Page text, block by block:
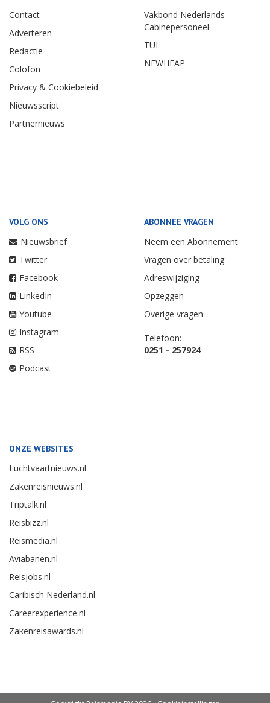
Contact
Adverteren
Redactie
Colofon
Privacy & Cookiebeleid
Nieuwsscript
Partnernieuws
Vakbond Nederlands
Cabinepersoneel
TUI
NEWHEAP
VOLG ONS
Nieuwsbrief
Twitter
Facebook
LinkedIn
Youtube
Instagram
RSS
Podcast
ABONNEE VRAGEN
Neem een Abonnement
Vragen over betaling
Adreswijziging
Opzeggen
Overige vragen
Telefoon:
0251 - 257924
ONZE WEBSITES
Luchtvaartnieuws.nl
Zakenreisnieuws.nl
Triptalk.nl
Reisbizz.nl
Reismedia.nl
Aviabanen.nl
Reisjobs.nl
Caribisch Nederland.nl
Careerexperience.nl
Zakenreisawards.nl